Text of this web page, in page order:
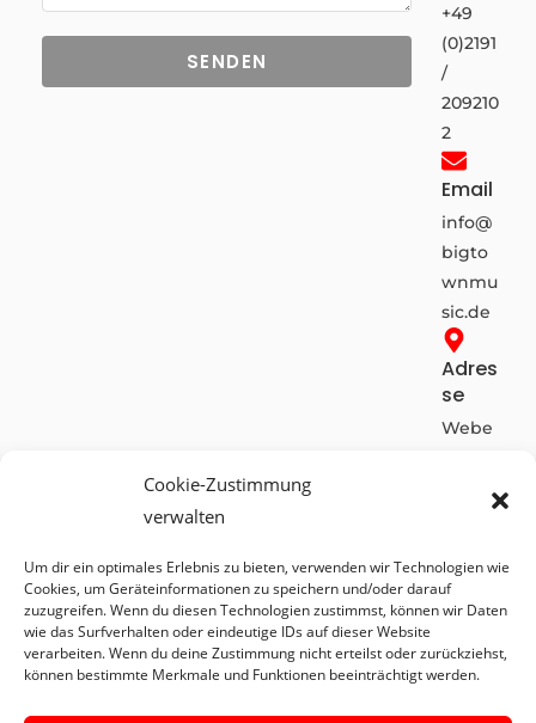
Cookie-Zustimmung
verwalten
Um dir ein optimales Erlebnis zu bieten, verwenden wir Technologien wie
Cookies, um Geräteinformationen zu speichern und/oder darauf
zuzugreifen. Wenn du diesen Technologien zustimmst, können wir Daten
wie das Surfverhalten oder eindeutige IDs auf dieser Website
verarbeiten. Wenn du deine Zustimmung nicht erteilst oder zurückziehst,
können bestimmte Merkmale und Funktionen beeinträchtigt werden.
SENDEN
+49
(0)2191
/
209210
2
Email
info@
bigto
wnmu
sic.de
Adres
se
Webe
cheid
/
chlan